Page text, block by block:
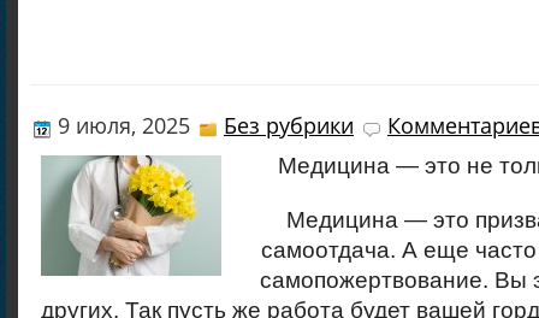
9 июля, 2025 Без рубрики
Медицина — это не
Медицина — это
самоотдача. А еще
самопожертвование. Вы
других. Так пусть же работа будет вашей